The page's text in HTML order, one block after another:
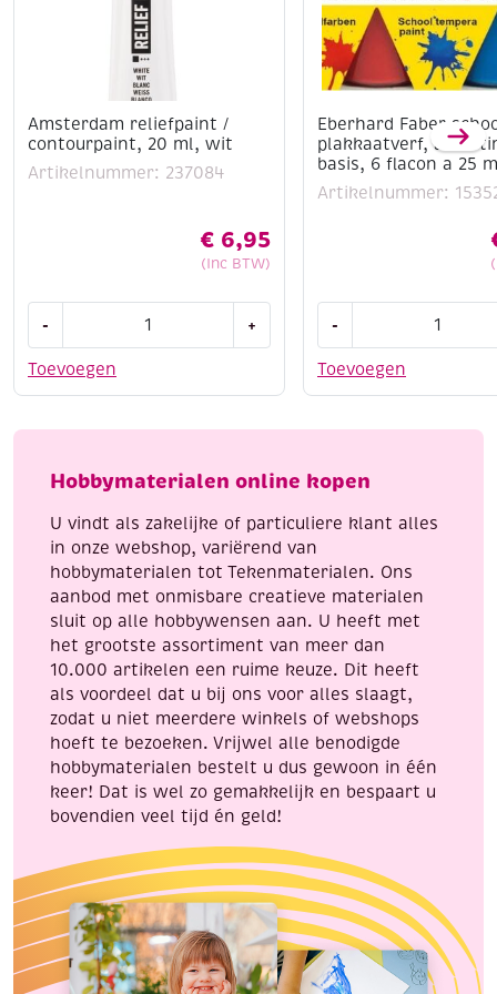
Amsterdam reliefpaint /
contourpaint, 20 ml, wit
Artikelnummer: 237084
€ 6,95
(Inc BTW)
Toevoegen
-
/
ml,
aantal
+
Eberhard Faber
plakkaatverf,
basis, 6 flacon a 25
Artikelnummer:
Toevoegen
-
schoolverf
assortiment
6
a
ml
aantal
Hobbymaterialen online kopen
U vindt als zakelijke of particuliere klant alles
in onze webshop, variërend van
hobbymaterialen tot Tekenmaterialen. Ons
aanbod met onmisbare creatieve materialen
sluit op alle hobbywensen aan. U heeft met
het grootste assortiment van meer dan
10.000 artikelen een ruime keuze. Dit heeft
als voordeel dat u bij ons voor alles slaagt,
zodat u niet meerdere winkels of webshops
hoeft te bezoeken. Vrijwel alle benodigde
hobbymaterialen bestelt u dus gewoon in één
keer! Dat is wel zo gemakkelijk en bespaart u
bovendien veel tijd én geld!